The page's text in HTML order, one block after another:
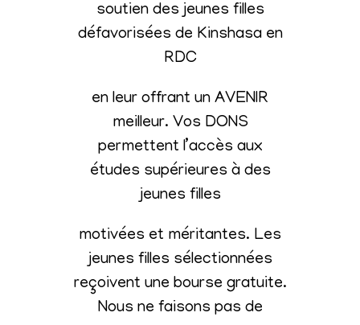
soutien des jeunes filles
défavorisées de Kinshasa en
RDC
en leur offrant un AVENIR
meilleur. Vos DONS
permettent l’accès aux
études supérieures à des
jeunes filles
motivées et méritantes. Les
jeunes filles sélectionnées
reçoivent une bourse gratuite.
Nous ne faisons pas de